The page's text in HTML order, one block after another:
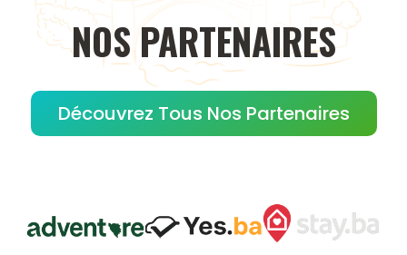
NOS PARTENAIRES
Découvrez Tous Nos Partenaires